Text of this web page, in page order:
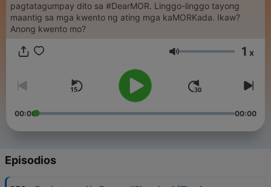
pagtatagumpay dito sa #DearMOR. Linggo-linggo tayong
maantig sa mga kwento ng ating mga kaMORKada. Ikaw?
Anong kwento mo?
Volumen 1 x
00:00 00:00
Episodios